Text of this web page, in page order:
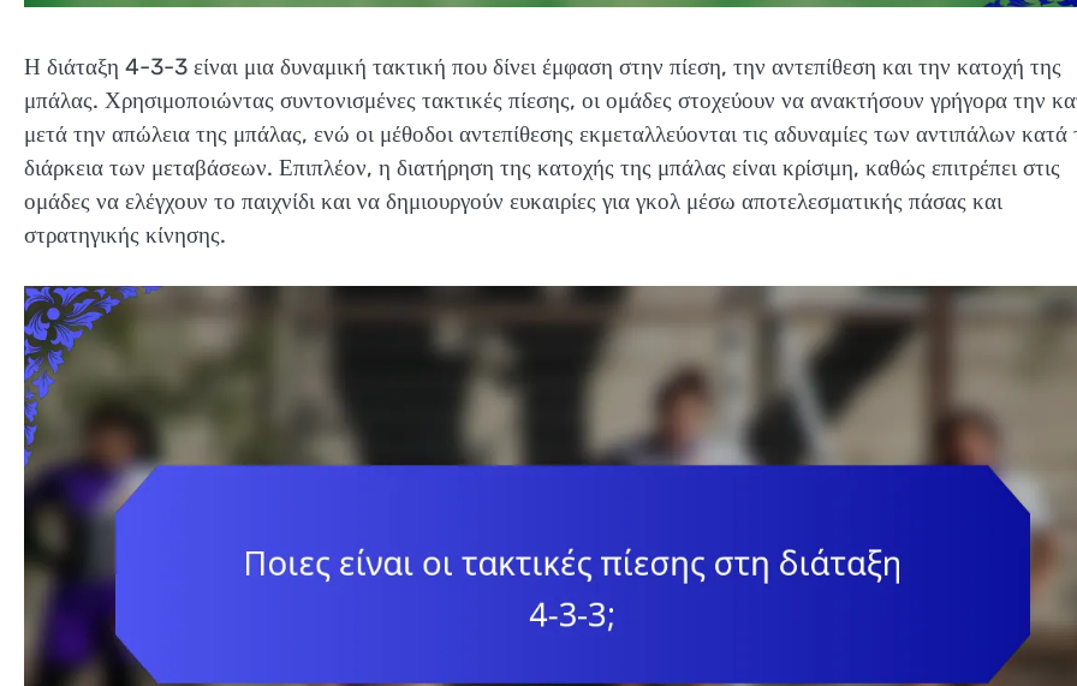
Η διάταξη 4-3-3 είναι μια δυναμική τακτική που δίνει έμφαση στην πίεση, την αντεπίθεση και την κατοχή της
μπάλας. Χρησιμοποιώντας συντονισμένες τακτικές πίεσης, οι ομάδες στοχεύουν να ανακτήσουν γρήγορα την
μετά την απώλεια της μπάλας, ενώ οι μέθοδοι αντεπίθεσης εκμεταλλεύονται τις αδυναμίες των αντιπάλων κατά
διάρκεια των μεταβάσεων. Επιπλέον, η διατήρηση της κατοχής της μπάλας είναι κρίσιμη, καθώς επιτρέπει στις
ομάδες να ελέγχουν το παιχνίδι και να δημιουργούν ευκαιρίες για γκολ μέσω αποτελεσματικής πάσας και
στρατηγικής κίνησης.